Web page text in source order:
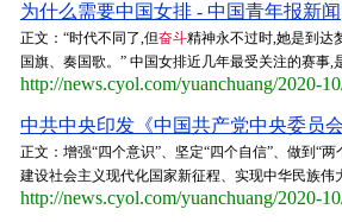
为什么需要中国女排 - 中国青年报新闻
正文：“时代不同了,但奋斗精神永不过时,她是到达
国旗、奏国歌。” 中国女排近几年最受关注的赛事
http://news.cyol.com/yuanchuang/2020-
中共中央印发《中国共产党中央委员
正文：增强“四个意识”、坚定“四个自信”、做到“
建设社会主义现代化国家新征程、实现中华民族伟
http://news.cyol.com/yuanchuang/2020-